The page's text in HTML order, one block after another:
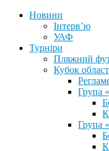
Новини
Інтерв’ю
УАФ
Турніри
Пляжний
Кубок
Група
Група